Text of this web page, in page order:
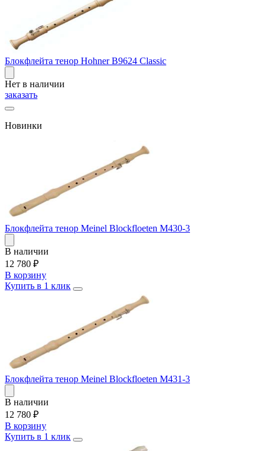
Блокфлейта тенор Hohner B9624 Classic
Нет в наличии
заказать
Новинки
Блокфлейта тенор Meinel Blockfloeten M430-3
В наличии
12 780 ₽
В корзину
Купить в 1 клик
Блокфлейта тенор Meinel Blockfloeten M431-3
В наличии
12 780 ₽
В корзину
Купить в 1 клик